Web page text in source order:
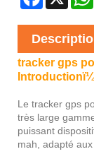
tracker gps
Le tracker gps
très large
puissant
mah, adapté